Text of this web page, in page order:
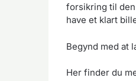
forsikring til
have et klart
Begynd med at
Her finder du